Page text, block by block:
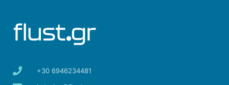
+30 6946234481